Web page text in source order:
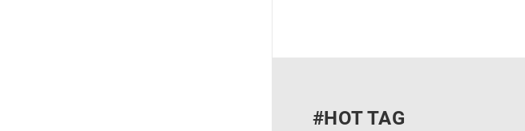
#HOT TAG